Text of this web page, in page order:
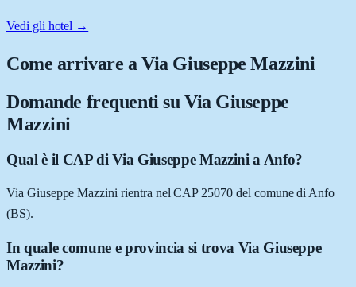
Vedi gli hotel →
Come arrivare aVia Giuseppe Mazzini
Domande frequenti su Via Giuseppe
Mazzini
Qual è il CAP di Via Giuseppe Mazzini a Anfo?
Via Giuseppe Mazzini rientra nel CAP 25070 del comune di Anfo
(BS).
In quale comune e provincia si trova Via Giuseppe
Mazzini?